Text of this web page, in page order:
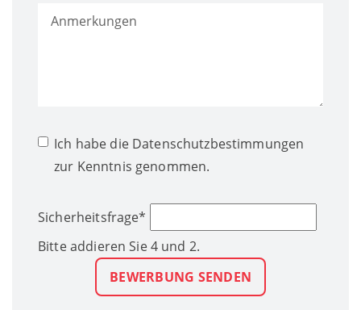
Ich habe die Datenschutzbestimmungen
zur Kenntnis genommen.
Sicherheitsfrage*
Bitte addieren Sie 4 und 2.
BEWERBUNG SENDEN